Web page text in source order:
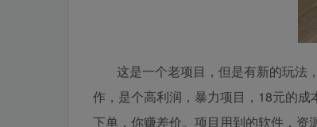
这是一个老项目，但是有新的玩法
作，是个高利润，暴力项目，18元的
下单，你赚差价。项目用到的软件，